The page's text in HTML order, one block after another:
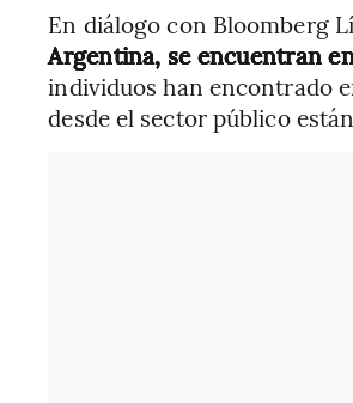
En diálogo con Bloomberg
Argentina, se encuentran
individuos han encontrado
desde el sector público